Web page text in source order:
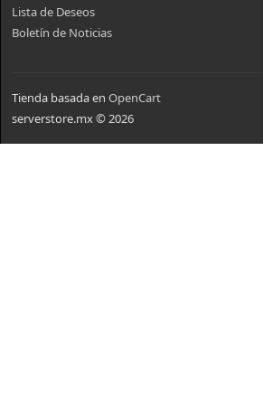
Lista de Deseos
Boletín de Noticias
Tienda basada en OpenCart
serverstore.mx © 2026